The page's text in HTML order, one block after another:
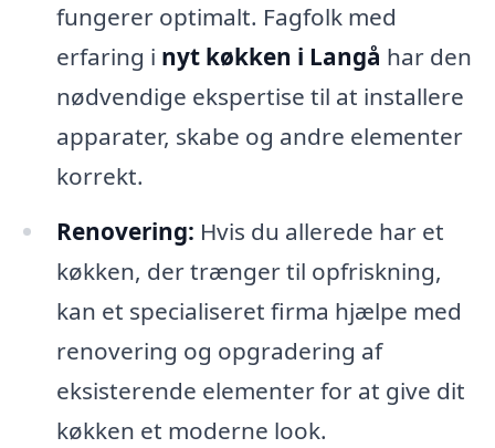
fungerer optimalt. Fagfolk med
erfaring i nyt køkken i Langå har den
nødvendige ekspertise til at installere
apparater, skabe og andre elementer
korrekt.
Renovering: Hvis du allerede har et
køkken, der trænger til opfriskning,
kan et specialiseret firma hjælpe med
renovering og opgradering af
eksisterende elementer for at give dit
køkken et moderne look.